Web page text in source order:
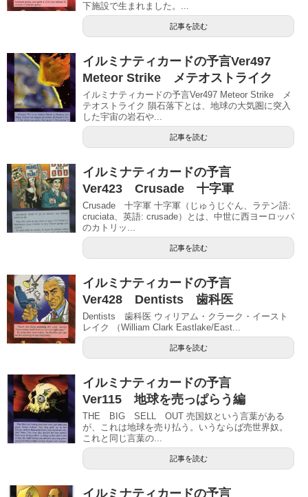
下施設で生まれました。...
記事を読む
イルミナティカードの予言Ver497
Meteor Strike メテオストライク
イルミナティカードの予言Ver497 Meteor Strike メ
テオストライク 隕石落下とは、地球の大気圏に突入
した宇宙の岩石や...
記事を読む
イルミナティカードの予言
Ver423 Crusade 十字軍
Crusade 十字軍 十字軍（じゅうじぐん、ラテン語:
cruciata、英語: crusade）とは、中世に西ヨーロッパ
のカトリッ...
記事を読む
イルミナティカードの予言
Ver428 Dentists 歯科医
Dentists 歯科医 ウィリアム・クラーク・イースト
レイク （William Clark Eastlake/East...
記事を読む
イルミナティカードの予言
Ver115 地球を売っぱらう編
THE BIG SELL OUT 売国奴という言葉がある
が、これは地球を売り払う。いうならば売世界奴。
これと同じ言葉の...
記事を読む
イルミナティカードの予言